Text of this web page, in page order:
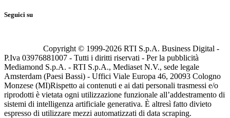
Seguici su
Copyright © 1999-2026 RTI S.p.A. Business Digital -
P.Iva 03976881007 - Tutti i diritti riservati - Per la pubblicità
Mediamond S.p.A. - RTI S.p.A., Mediaset N.V., sede legale
Amsterdam (Paesi Bassi) - Uffici Viale Europa 46, 20093 Cologno
Monzese (MI)Rispetto ai contenuti e ai dati personali trasmessi e/o
riprodotti è vietata ogni utilizzazione funzionale all’addestramento di
sistemi di intelligenza artificiale generativa. È altresì fatto divieto
espresso di utilizzare mezzi automatizzati di data scraping.